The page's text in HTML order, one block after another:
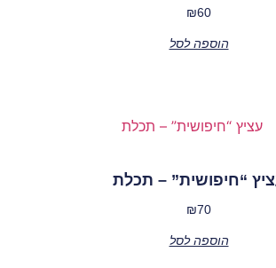
₪60
הוספה לסל
“חיפושית” – תכלת
₪70
הוספה לסל